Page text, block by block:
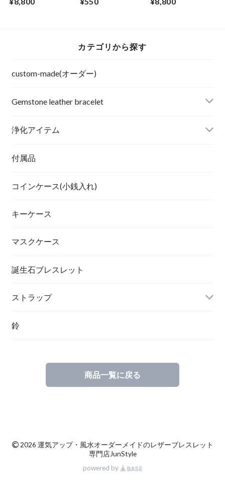
ュリン/水晶
（20g）
方に》アメジスト/
カテゴリから探す
custom-made(オーダー)
Gemstone leather bracelet
浄化アイテム
付属品
コインケース(小銭入れ)
キーケース
マスクケース
誕生石ブレスレット
ストラップ
鈴
商品一覧に戻る
© 2026 運気アップ・風水オーダーメイドのレザーブレスレット
専門店JunStyle
powered by